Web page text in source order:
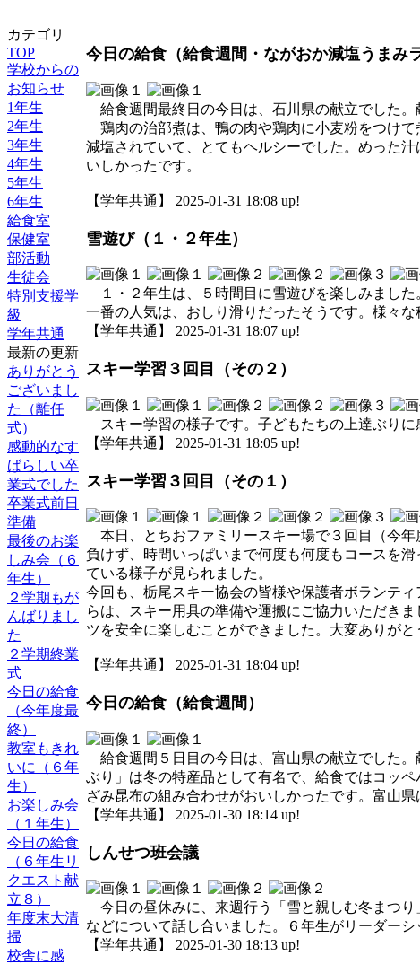
カテゴリ
TOP
学校からの
お知らせ
1年生
2年生
3年生
4年生
5年生
6年生
給食室
保健室
部活動
生徒会
特別支援学
級
学年共通
最新の更新
ありがとう
ございまし
た（離任
式）
感動的なす
ばらしい卒
業式でした
卒業式前日
準備
最後のお楽
しみ会（６
年生）
２学期もが
んばりまし
た
２学期終業
式
今日の給食
（今年度最
終）
教室もきれ
いに（６年
生）
お楽しみ会
（１年生）
今日の給食
（６年生リ
クエスト献
立８）
年度末大清
掃
校舎に感
今日の給食（給食週間・ながおか減塩うまみ
給食週間最終日の今日は、石川県の献立でした。
鶏肉の治部煮は、鴨の肉や鶏肉に小麦粉をつけ
減塩されていて、とてもヘルシーでした。めった
いしかったです。
【学年共通】 2025-01-31 18:08 up!
雪遊び（１・２年生）
１・２年生は、５時間目に雪遊びを楽しみまし
一番の人気は、おしり滑りだったそうです。様々
【学年共通】 2025-01-31 18:07 up!
スキー学習３回目（その２）
スキー学習の様子です。子どもたちの上達ぶりに
【学年共通】 2025-01-31 18:05 up!
スキー学習３回目（その１）
本日、とちおファミリースキー場で３回目（今
負けず、時間いっぱいまで何度も何度もコースを
ている様子が見られました。
今回も、栃尾スキー協会の皆様や保護者ボランテ
らは、スキー用具の準備や運搬にご協力いただき
ツを安全に楽しむことができました。大変ありがと
【学年共通】 2025-01-31 18:04 up!
今日の給食（給食週間）
給食週間５日目の今日は、富山県の献立でした
ぶり」は冬の特産品として有名で、給食ではコッ
ざみ昆布の組み合わせがおいしかったです。富山
【学年共通】 2025-01-30 18:14 up!
しんせつ班会議
今日の昼休みに、来週行う「雪と親しむ冬まつ
などについて話し合いました。６年生がリーダー
【学年共通】 2025-01-30 18:13 up!